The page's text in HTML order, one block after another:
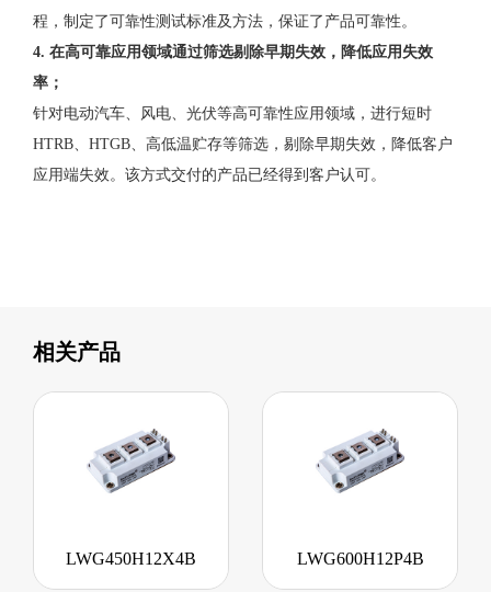
程，制定了可靠性测试标准及方法，保证了产品可靠性。
4. 在高可靠应用领域通过筛选剔除早期失效，降低应用失效
率；
针对电动汽车、风电、光伏等高可靠性应用领域，进行短时
HTRB、HTGB、高低温贮存等筛选，剔除早期失效，降低客户
应用端失效。该方式交付的产品已经得到客户认可。
相关产品
LWG450H12X4B LWG600H12P4B